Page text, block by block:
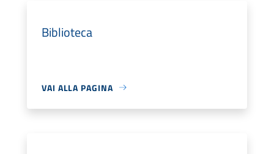
Biblioteca
VAI ALLA PAGINA